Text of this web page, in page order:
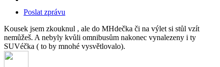
Poslat zprávu
Kousek jsem zkouknul , ale do MHdečka či na výlet si stůl vzít
nemůžeš. A nebyly kvůli omnibusům nakonec vynalezeny i ty
SUVéčka ( to by mnohé vysvětlovalo).